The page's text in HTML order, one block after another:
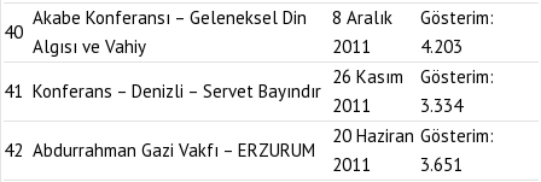
40
Akabe Konferansı – Geleneksel Din
Algısı ve Vahiy
8 Aralık
2011
Gösterim:
4.203
41 Konferans – Denizli – Servet Bayındır
26 Kasım
2011
Gösterim:
3.334
42 Abdurrahman Gazi Vakfı – ERZURUM
20 Haziran
2011
Gösterim:
3.651